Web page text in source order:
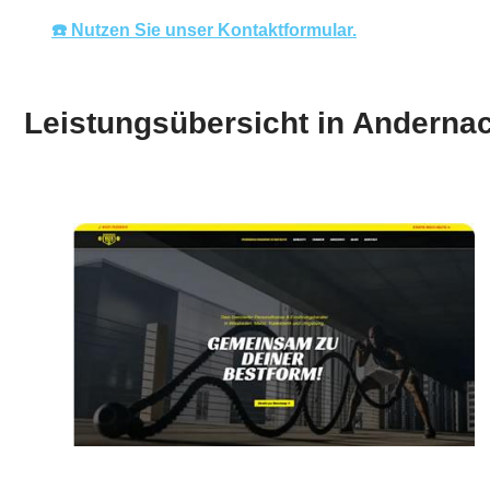
☎️ Nutzen Sie unser Kontaktformular.
Leistungsübersicht in